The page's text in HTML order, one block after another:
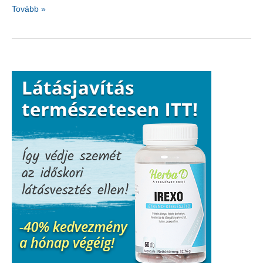
Növények,
Tovább »